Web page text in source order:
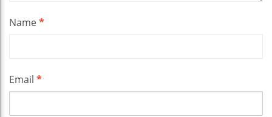
Name*
Email *